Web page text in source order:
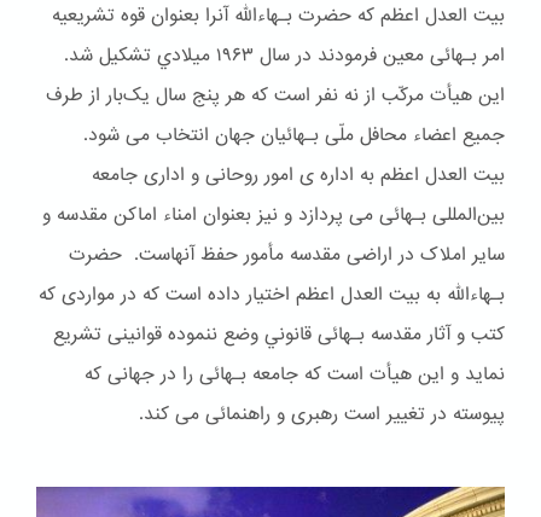
بیت العدل اعظم که حضرت بـهاءالله آنرا بعنوان قوه تشریعیه
امر بـهائی معین فرمودند در سال ۱۹۶۳ ميلادي تشکیل شد.
این هیأت مرکّب از نه نفر است که هر پنج سال یک‌بار از طرف
جمیع اعضاء محافل ملّی بـهائیان جهان انتخاب می شود.
بیت العدل اعظم به اداره ی امور روحانی و اداری جامعه
بین‌المللی بـهائی می پردازد و نیز بعنوان امناء اماکن مقدسه و
سایر املاک در اراضی مقدسه مأمور حفظ آنهاست. حضرت
بـهاءالله به بیت العدل اعظم اختیار داده است که در مواردی که
کتب و آثار مقدسه بـهائی قانوني وضع ننموده قوانینی تشریع
نماید و این هیأت است که جامعه بـهائی را در جهانی که
پیوسته در تغییر است رهبری و راهنمائی می کند.